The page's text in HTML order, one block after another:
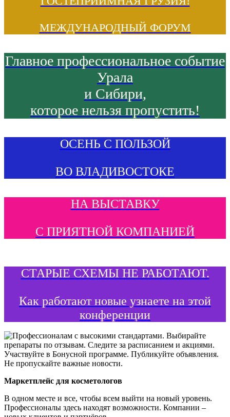
МЕЖДУНАРОДНЫЙ ФОРУМ
Главное профессиональное событие
Урала
и Сибири,
которое нельзя пропустить!
ОСЕНЬ С ПОЛЬЗОЙ
ВО ВЛАДИВОСТОКЕ
НА ВЫСТАВКУ
С ПРИЯТНОЙ КОМПАНИЕЙ
СТАРЫЕ СХЕМЫ НЕ РАБОТАЮТ.
Как работают новые узнаете на этой
конференции
Маркетплейс для косметологов
В одном месте и все, чтобы всем выйти на новый уровень.
Профессионалы здесь находят возможности. Компании –